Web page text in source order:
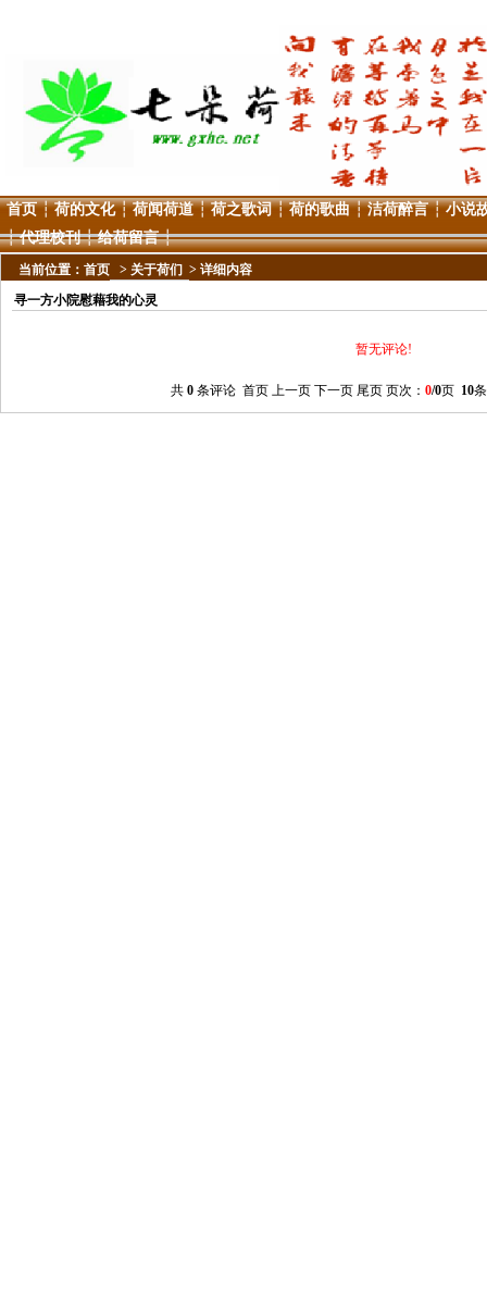
首页 ┆ 荷的文化 ┆ 荷闻荷道 ┆ 荷之歌词 ┆ 荷的歌曲 ┆ 洁荷醉言 ┆ 小说
┆ 代理校刊 ┆ 给荷留言 ┆
当前位置： 首页 > 关于荷们 > 详细内容
寻一方小院慰藉我的心灵
暂无评论!
共0 条评论 首页 上一页 下一页 尾页 页次：0/0页 10